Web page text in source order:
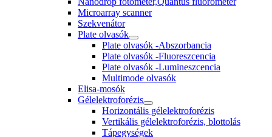
Microarray scanner
Szekvenátor
Plate olvasók
Plate olvasók -Abszorbancia
Plate olvasók -Fluoreszcencia
Plate olvasók -Lumineszcencia
Multimode olvasók
Elisa-mosók
Gélelektroforézis
Horizontális gélelektroforézis
Vertikális gélelektroforézis, blottolás
Tápegységek